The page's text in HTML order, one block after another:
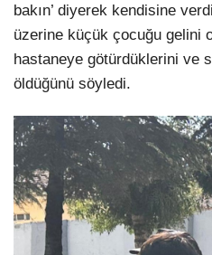
bakın’ diyerek kendisine
üzerine küçük çocuğu gelini
hastaneye götürdüklerini ve
öldüğünü söyledi.